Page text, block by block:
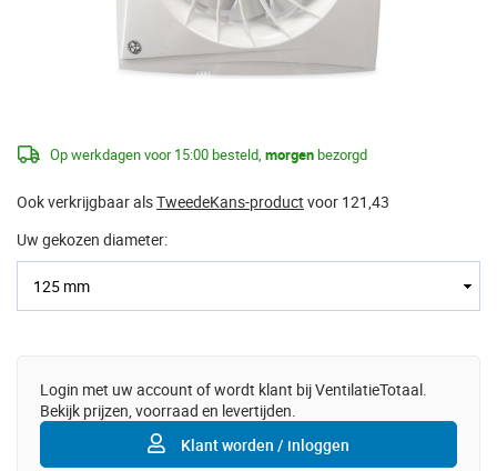
Op werkdagen voor 15:00 besteld, morgenbezorgd
Ook verkrijgbaar alsTweedeKans-product voor 121,43
Uw gekozen diameter:
Login met uw account of wordt klant bij VentilatieTotaal.
Bekijk prijzen, voorraad en levertijden.
Klant worden / inloggen